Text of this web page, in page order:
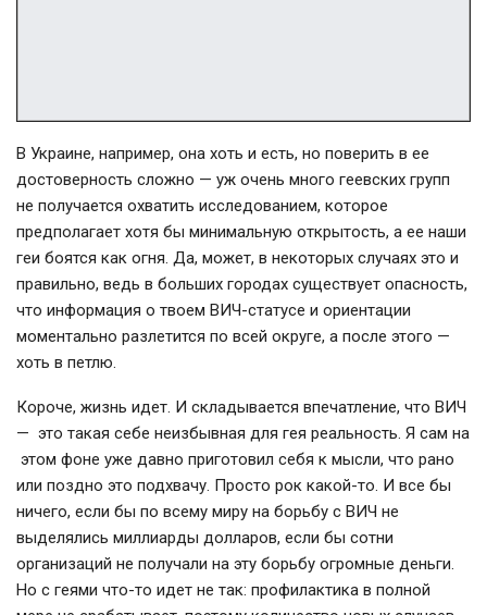
В Украине, например, она хоть и есть, но поверить в ее
достоверность сложно — уж очень много геевских групп
не получается охватить исследованием, которое
предполагает хотя бы минимальную открытость, а ее наши
геи боятся как огня. Да, может, в некоторых случаях это и
правильно, ведь в больших городах существует опасность,
что информация о твоем ВИЧ-статусе и ориентации
моментально разлетится по всей округе, а после этого —
хоть в петлю.
Короче, жизнь идет. И складывается впечатление, что ВИЧ
— это такая себе неизбывная для гея реальность. Я сам на
этом фоне уже давно приготовил себя к мысли, что рано
или поздно это подхвачу. Просто рок какой-то. И все бы
ничего, если бы по всему миру на борьбу с ВИЧ не
выделялись миллиарды долларов, если бы сотни
организаций не получали на эту борьбу огромные деньги.
Но с геями что-то идет не так: профилактика в полной